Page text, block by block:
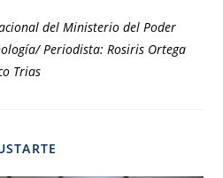
del Ministerio del Poder
Periodista: Rosiris Ortega
Trias